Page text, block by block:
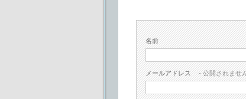
名前
メールアドレス - 公開されませ